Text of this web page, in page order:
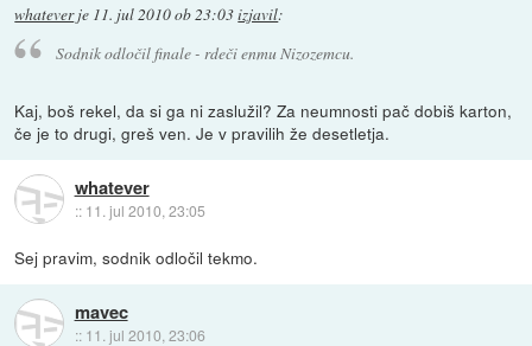
whateverje 11. jul 2010 ob 23:03izjavil:
Sodnik odločil finale - rdeči enmu Nizozemcu.
Kaj, boš rekel, da si ga ni zaslužil? Za neumnosti pač dobiš karton,
če je to drugi, greš ven. Je v pravilih že desetletja.
whatever
:: 11. jul 2010, 23:05
Sej pravim, sodnik odločil tekmo.
mavec
:: 11. jul 2010, 23:06